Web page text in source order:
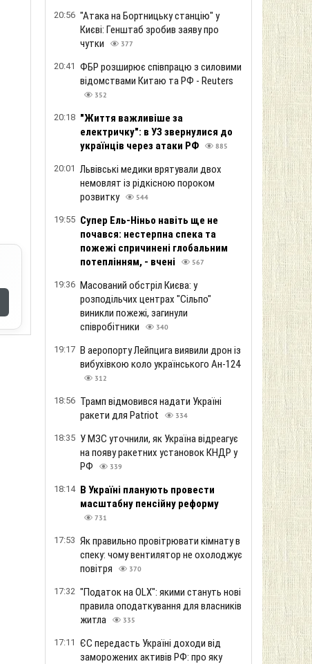
20:56 "Атака на Бортницьку станцію" у
Києві: Генштаб зробив заяву про
чутки
377
20:41 ФБР розширює співпрацю з силовими
відомствами Китаю та РФ - Reuters
352
20:18 "Життя важливіше за
електричку": в УЗ звернулися до
українців через атаки РФ
885
20:01 Львівські медики врятували двох
немовлят із рідкісною пороком
розвитку
544
19:55 Супер Ель-Ніньо навіть ще не
почався: нестерпна спека та
пожежі спричинені глобальним
потеплінням, - вчені
567
19:36 Масований обстріл Києва: у
розподільчих центрах "Сільпо"
виникли пожежі, загинули
співробітники
340
19:17 В аеропорту Лейпцига виявили дрон із
вибухівкою коло українського Ан-124
312
18:56 Трамп відмовився надати Україні
ракети для Patriot
334
18:35 У МЗС уточнили, як Україна відреагує
на появу ракетних установок КНДР у
РФ
339
18:14 В Україні планують провести
масштабну пенсійну реформу
731
17:53 Як правильно провітрювати кімнату в
спеку: чому вентилятор не охолоджує
повітря
370
17:32 "Податок на OLX": якими стануть нові
правила оподаткування для власників
житла
335
17:11 ЄС передасть Україні доходи від
заморожених активів РФ: про яку